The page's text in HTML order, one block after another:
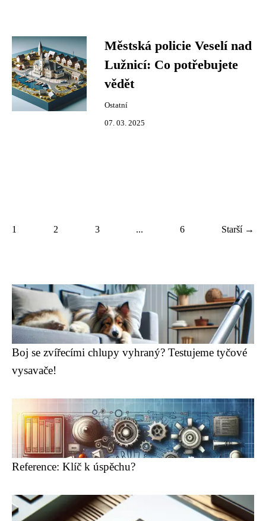
Městská policie Veselí nad
Lužnicí: Co potřebujete
vědět
Ostatní
07. 03. 2025
1 2 3 ... 6 Starší →
Boj se zvířecími chlupy vyhraný? Testujeme tyčové
vysavače!
Reference: Klíč k úspěchu?